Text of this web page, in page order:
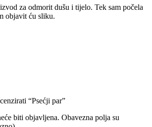
za odmorit dušu i tijelo. Tek sam počela
objavit ću sliku.
“Psećji par”
biti objavljena. Obavezna polja su